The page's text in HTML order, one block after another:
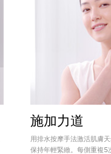
施加力道
用排水按摩手法激活肌膚
保持年輕緊緻。每側重複5